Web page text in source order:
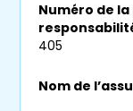
Numéro de
405
Nom de